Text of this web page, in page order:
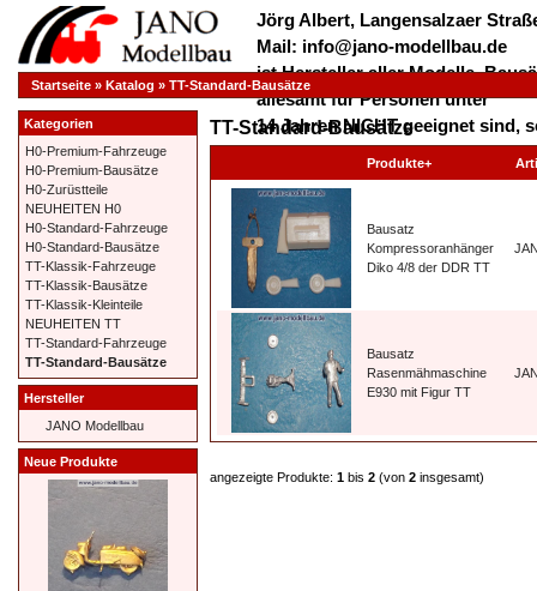
Jörg Albert, Langensalzaer
Mail: info@jano-modellbau.de
ist Hersteller aller Modelle,
allesamt für Personen unter
14 Jahren NICHT geeignet sind,
verschluckt werden dürfen!
*************** Herzlich
***************
Startseite » Katalog » TT-Standard-Bausätze
TT-Standard-Bausätze
Produkte+
Bausatz
Kompressoranhänger
Diko 4/8 der DDR TT
Bausatz
Rasenmähmaschine
E930 mit Figur TT
angezeigte Produkte: 1 bis 2 (von 2 insgesamt)
Kategorien
H0-Premium-Fahrzeuge
H0-Premium-Bausätze
H0-Zurüstteile
NEUHEITEN H0
H0-Standard-Fahrzeuge
H0-Standard-Bausätze
TT-Klassik-Fahrzeuge
TT-Klassik-Bausätze
TT-Klassik-Kleinteile
NEUHEITEN TT
TT-Standard-Fahrzeuge
TT-Standard-Bausätze
Hersteller
JANO Modellbau
Neue Produkte